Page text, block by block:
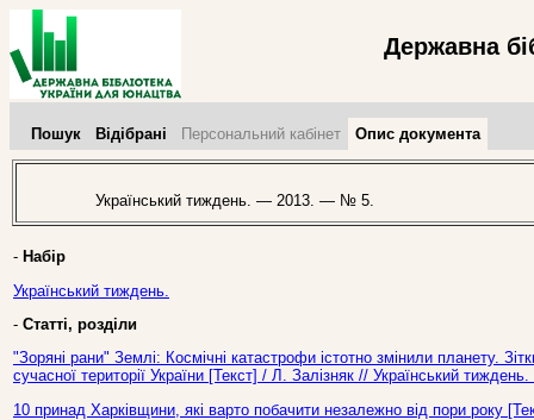
Державна
Пошук Відібрані Персональний кабінет Опис документа
Український тиждень. — 2013. — № 5.
- Набір
Український тиждень.
- Статті, розділи
"Зоряні рани" Землі: Космічні катастрофи істотно змінили планету.
сучасної території України [Текст] / Л. Залізняк // Український
10 принад Харківщини, які варто побачити незалежно від пори року